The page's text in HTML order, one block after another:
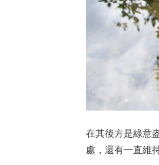
在其後方是綠意
處，還有一直維